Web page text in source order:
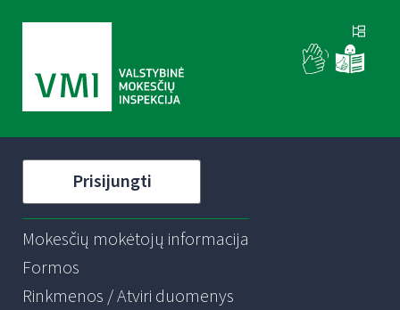
Prisijungti
Mokesčių mokėtojų informacija
Formos
Rinkmenos / Atviri duomenys